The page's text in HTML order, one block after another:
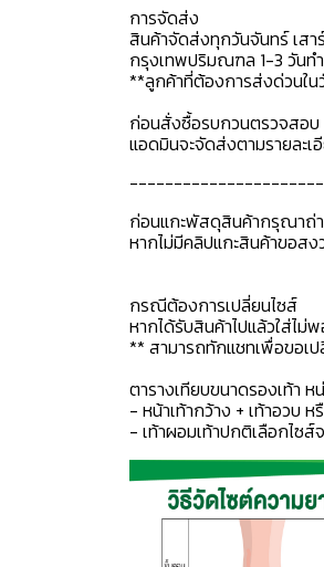
การจัดส่ง
สินค้าจัดส่งทุกวันจันทร์ เสา
กรุงเทพปริมณฑล 1-3 วันท
**ลูกค้าที่ต้องการส่งด่วนใน
ก่อนสั่งซื้อรบกวนตรวจสอ
แอดมินจะจัดส่งตามรายละ
ก่อนแกะพัสดุสินค้ากรุณาถ่
หากไม่มีคลิปแกะสินค้าขอส
กรณีต้องการเปลี่ยนไซส์
หากได้รับสินค้าไปแล้วใส่ไ
** สามารถทักแชทเพื่อขอเป
ตารางเทียบขนาดรองเท้า ห
- หน้าเท้ากว้าง + เท้าอวบ ห
- เท้าผอมเท้าปกติเลือกไซส์